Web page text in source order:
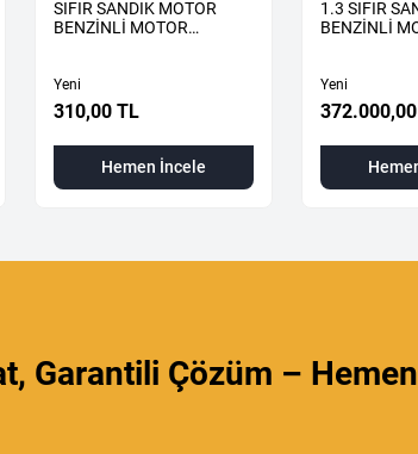
SIFIR SANDIK MOTOR
BENZİNLİ MOTOR
Yeni
310,00 TL
Hemen İncele
1.3 SIFIR
BENZİNLİ
Yeni
Garantili Çözüm – Hemen